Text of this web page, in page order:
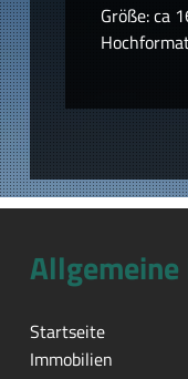
Größe: ca
Startseite
Immobilien